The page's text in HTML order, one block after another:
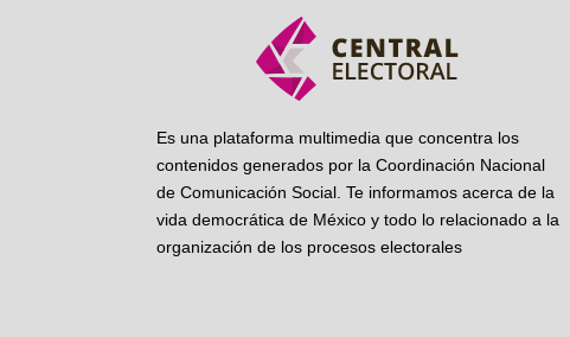
Es una plataforma multimedia que concentra los
contenidos generados por la Coordinación Nacional
de Comunicación Social. Te informamos acerca de la
vida democrática de México y todo lo relacionado a la
organización de los procesos electorales